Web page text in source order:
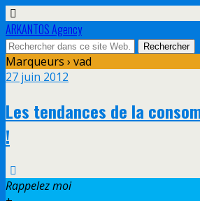
ARKANTOS Agency
Marqueurs › vad
27 juin 2012
Les tendances de la
!
Rappelez moi